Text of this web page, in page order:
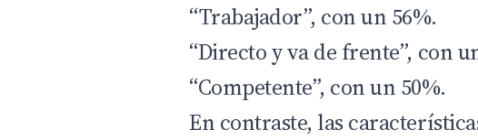
“Trabajador”, con un 56%.
“Directo y va de frente”, con
“Competente”, con un 50%.
En contraste, las